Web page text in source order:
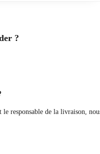
?
responsable de la livraison,